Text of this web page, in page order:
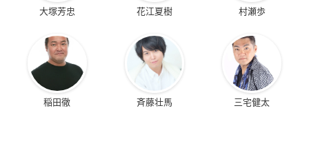
大塚芳忠 花江夏樹 村瀬歩
稲田徹 斉藤壮馬 三宅健太